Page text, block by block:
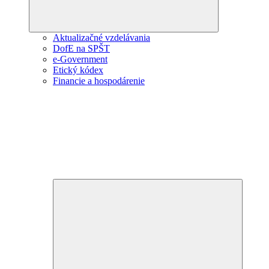
Aktualizačné vzdelávania
DofE na SPŠT
e-Government
Etický kódex
Financie a hospodárenie